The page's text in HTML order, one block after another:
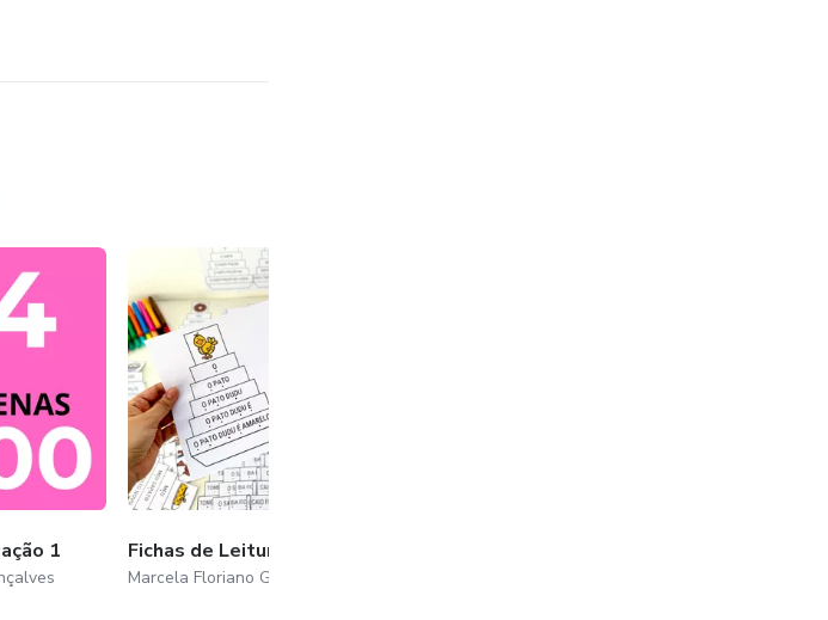
1 Fichas de Leitura Dobradura
Marcela Floriano Gonçalves